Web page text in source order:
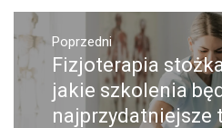
Nawigacja
wpisuPoprzedni
Poprzedni
wpis:
Fizjoterapia
jakie szkolenia
najprzydatniejsze